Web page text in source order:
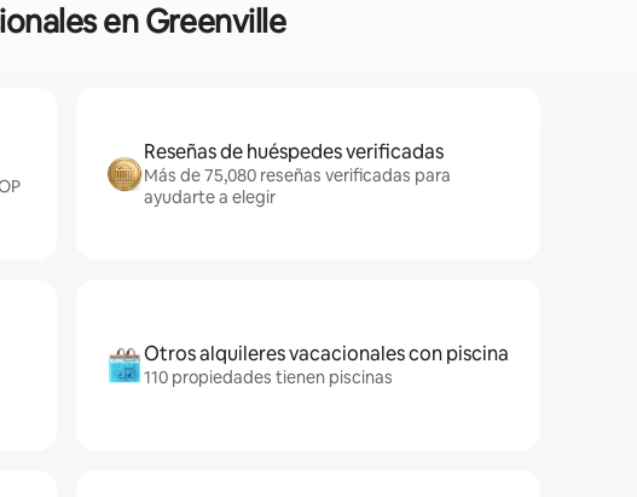
en Greenville
Reseñas de huéspedes verificadas
Más de 75,080 reseñas verificadas para
ayudarte a elegir
Otros alquileres vacacionales con piscina
110 propiedades tienen piscinas